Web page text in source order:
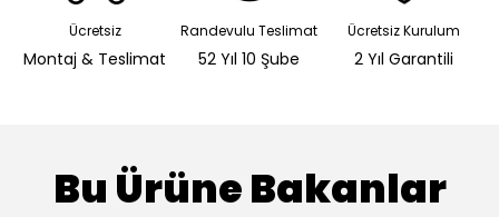
Ücretsiz
Montaj & Teslimat
Randevulu Teslimat
52 Yıl 10 Şube
Ücretsiz Kurulum
2 Yıl Garantili
Bu Ürüne Bakanlar